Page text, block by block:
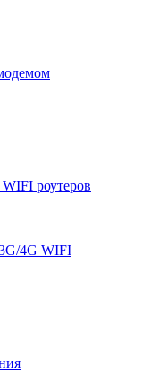
роутеров
4G WIFI